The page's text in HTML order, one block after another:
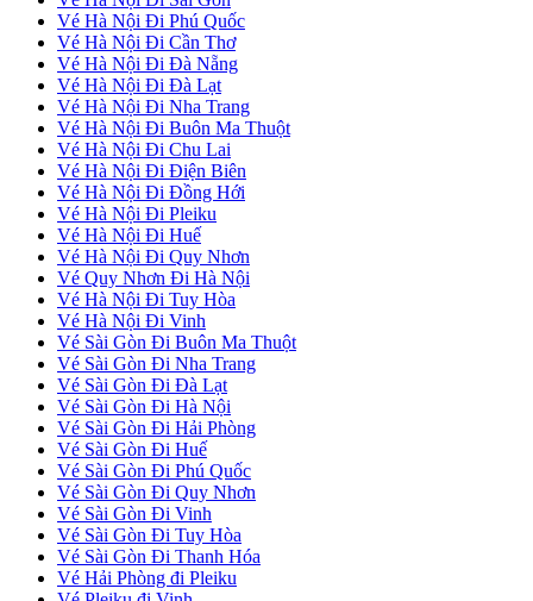
Vé Hà Nội Đi Phú Quốc
Vé Hà Nội Đi Cần Thơ
Vé Hà Nội Đi Đà Nẵng
Vé Hà Nội Đi Đà Lạt
Vé Hà Nội Đi Nha Trang
Vé Hà Nội Đi Buôn Ma Thuột
Vé Hà Nội Đi Chu Lai
Vé Hà Nội Đi Điện Biên
Vé Hà Nội Đi Đồng Hới
Vé Hà Nội Đi Pleiku
Vé Hà Nội Đi Huế
Vé Hà Nội Đi Quy Nhơn
Vé Quy Nhơn Đi Hà Nội
Vé Hà Nội Đi Tuy Hòa
Vé Hà Nội Đi Vinh
Vé Sài Gòn Đi Buôn Ma Thuột
Vé Sài Gòn Đi Nha Trang
Vé Sài Gòn Đi Đà Lạt
Vé Sài Gòn Đi Hà Nội
Vé Sài Gòn Đi Hải Phòng
Vé Sài Gòn Đi Huế
Vé Sài Gòn Đi Phú Quốc
Vé Sài Gòn Đi Quy Nhơn
Vé Sài Gòn Đi Vinh
Vé Sài Gòn Đi Tuy Hòa
Vé Sài Gòn Đi Thanh Hóa
Vé Hải Phòng đi Pleiku